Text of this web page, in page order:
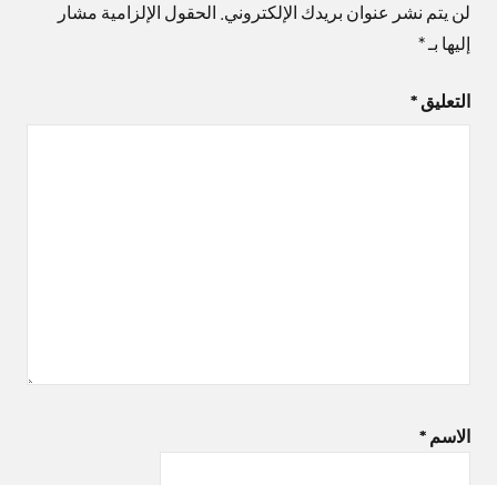
لن يتم نشر عنوان بريدك الإلكتروني. الحقول الإلزامية مشار
إليها بـ*
التعليق *
الاسم *